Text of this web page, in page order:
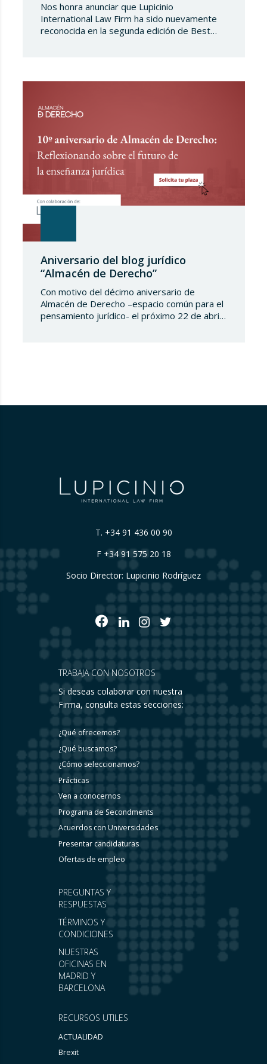
Nos honra anunciar que Lupicinio
International Law Firm ha sido nuevamente
reconocida en la segunda edición de Best
consolida una nueva referencia en la
Tras más de una década de trayectoria en
Estados Unidos…
Aniversario del blog jurídico
“Almacén de Derecho”
Con motivo del décimo aniversario de
Almacén de Derecho –espacio común para el
pensamiento jurídico- el próximo 22 de abril
T. +34 91 436 00 90
F +34 91 575 20 18
Socio Director: Lupicinio Rodríguez
RECURSOS UTILES
ACTUALIDAD
Brexit
PREGUNTAS Y
RESPUESTAS
TÉRMINOS Y
CONDICIONES
NUESTRAS
OFICINAS EN
MADRID Y
BARCELONA
TRABAJA CON NOSOTROS
Si deseas colaborar con nuestra
Firma, consulta estas secciones:
¿Qué ofrecemos?
¿Qué buscamos?
¿Cómo seleccionamos?
Prácticas
Ven a conocernos
Programa de Secondments
Acuerdos con Universidades
Presentar candidaturas
Ofertas de empleo